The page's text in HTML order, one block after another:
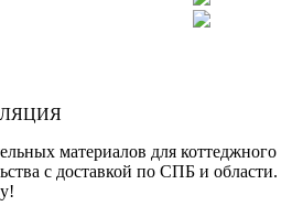
материалов для коттеджного
с доставкой по СПБ и области.